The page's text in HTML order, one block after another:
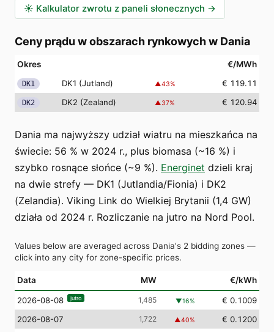
☀️ Kalkulator zwrotu z paneli słonecznych →
Ceny prądu w obszarach rynkowych w Dania
Okres €/MWh
DK1 DK1 (Jutland) ▲43% € 119.11
DK2 DK2 (Zealand) ▲37% € 120.94
Dania ma najwyższy udział wiatru na mieszkańca na
świecie: 56 % w 2024 r., plus biomasa (~16 %) i
szybko rosnące słońce (~9 %). Energinet dzieli kraj
na dwie strefy — DK1 (Jutlandia/Fionia) i DK2
(Zelandia). Viking Link do Wielkiej Brytanii (1,4 GW)
działa od 2024 r. Rozliczanie na jutro na Nord Pool.
Values below are averaged across Dania's 2 bidding zones —
click into any city for zone-specific prices.
Data MW €/kWh
2026-08-08 jutro 1,485 ▼16%
€ 0.1009
2026-08-07
1,722 ▲40%
€ 0.1200